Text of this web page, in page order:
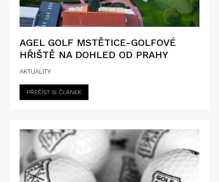
AGEL GOLF MSTĚTICE-GOLFOVÉ
HŘIŠTĚ NA DOHLED OD PRAHY
AKTUALITY
PŘEČÍST SI ČLÁNEK